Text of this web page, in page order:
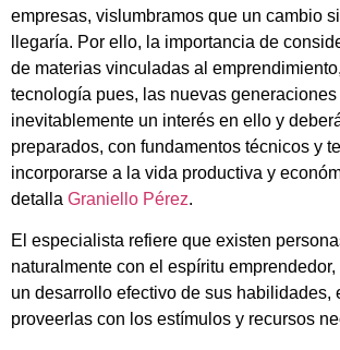
empresas, vislumbramos que un cambio
llegaría. Por ello, la importancia de
de materias vinculadas al
tecnología pues, las nuevas generaciones
inevitablemente un interés en ello y
preparados, con fundamentos técnicos y
incorporarse a la vida productiva y
detalla Graniello Pérez.
El especialista refiere que existen
naturalmente con el espíritu
un desarrollo efectivo de sus habilidades,
proveerlas con los estímulos y recursos